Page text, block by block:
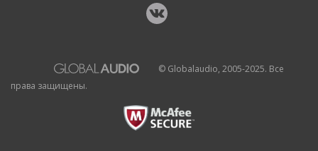
© Globalaudio, 2005-2025. Все
права защищены.